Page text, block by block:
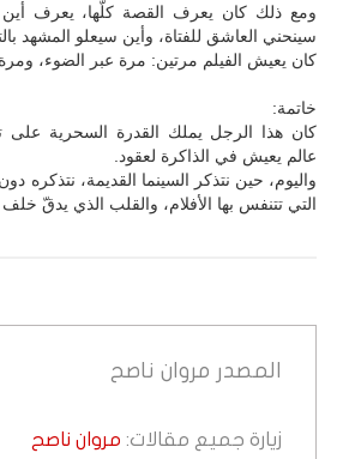
ومع ذلك كان يعرف القصة كلّها، يعرف
سينحني العاشق للفتاة، وأين سيعلو المشهد
كان يعيش الفيلم مرتين: مرة عبر الضوء،
خاتمة:
كان هذا الرجل يملك القدرة السحرية
عالم يعيش في الذاكرة لعقود.
واليوم، حين نتذكر السينما القديمة، نتذكره
التي تتنفس بها الأفلام، والقلب الذي يدقّ
المصدر مروان ناصح
زيارة جميع مقالات: مروان ناصح